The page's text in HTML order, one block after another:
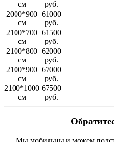
см
руб.
2000*900
см
61000
руб.
2100*700
см
61500
руб.
2100*800
см
62000
руб.
2100*900
см
67000
руб.
2100*1000
см
67500
руб.
Мы мобильны и можем